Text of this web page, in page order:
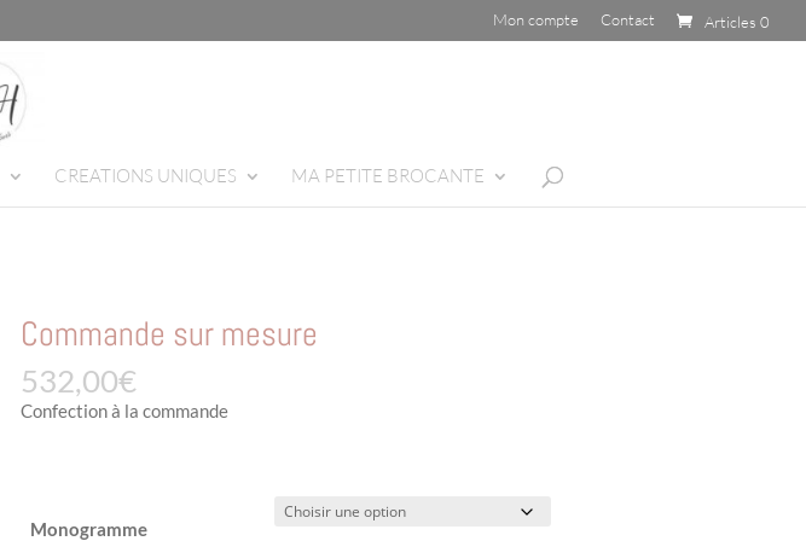
Mon compte Contact Articles 0
CREATIONS UNIQUES MA PETITE BROCANTE
Commande sur mesure
532,00€
Confection à la commande
Monogramme